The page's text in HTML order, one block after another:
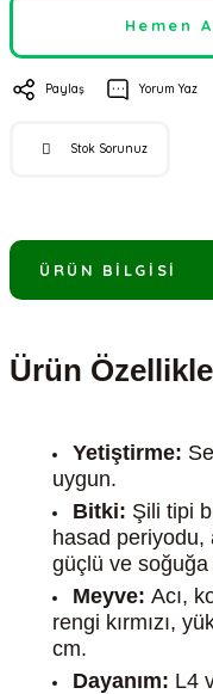
Hemen
Paylaş Yorum Yaz
Stok Sorunuz
ÜRÜN BILGISI
Ürün
Yetiştirme:
uygun.
Bitki: Şili tipi
hasad
güçlü ve soğuğa
Meyve: Acı,
rengi kırmızı,
cm.
Dayanım: L4